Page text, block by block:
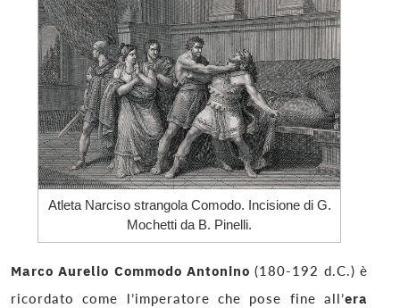
Atleta Narciso strangola Comodo. Incisione di G.
Mochetti da B. Pinelli.
Marco Aurelio Commodo Antonino (180-192 d.C.) è
ricordato come l’imperatore che pose fine all’era